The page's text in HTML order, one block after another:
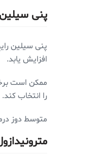
پنی
پنی سیلین
افزایش یابد.
ممکن است
را انتخاب کند.
متوسط دوز درمانی آموکسی